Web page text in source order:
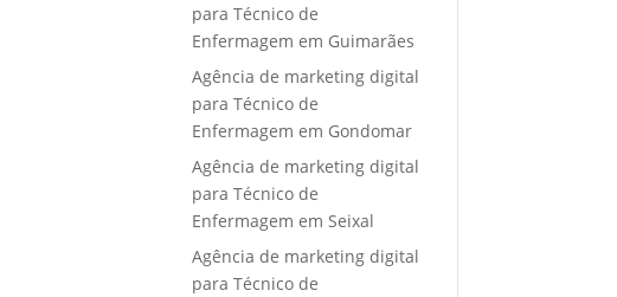
para Técnico de
Enfermagem em Guimarães
Agência de marketing digital
para Técnico de
Enfermagem em Gondomar
Agência de marketing digital
para Técnico de
Enfermagem em Seixal
Agência de marketing digital
para Técnico de